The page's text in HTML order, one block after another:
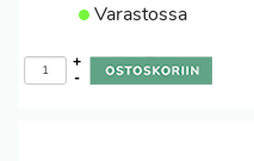
Varastossa
-
+